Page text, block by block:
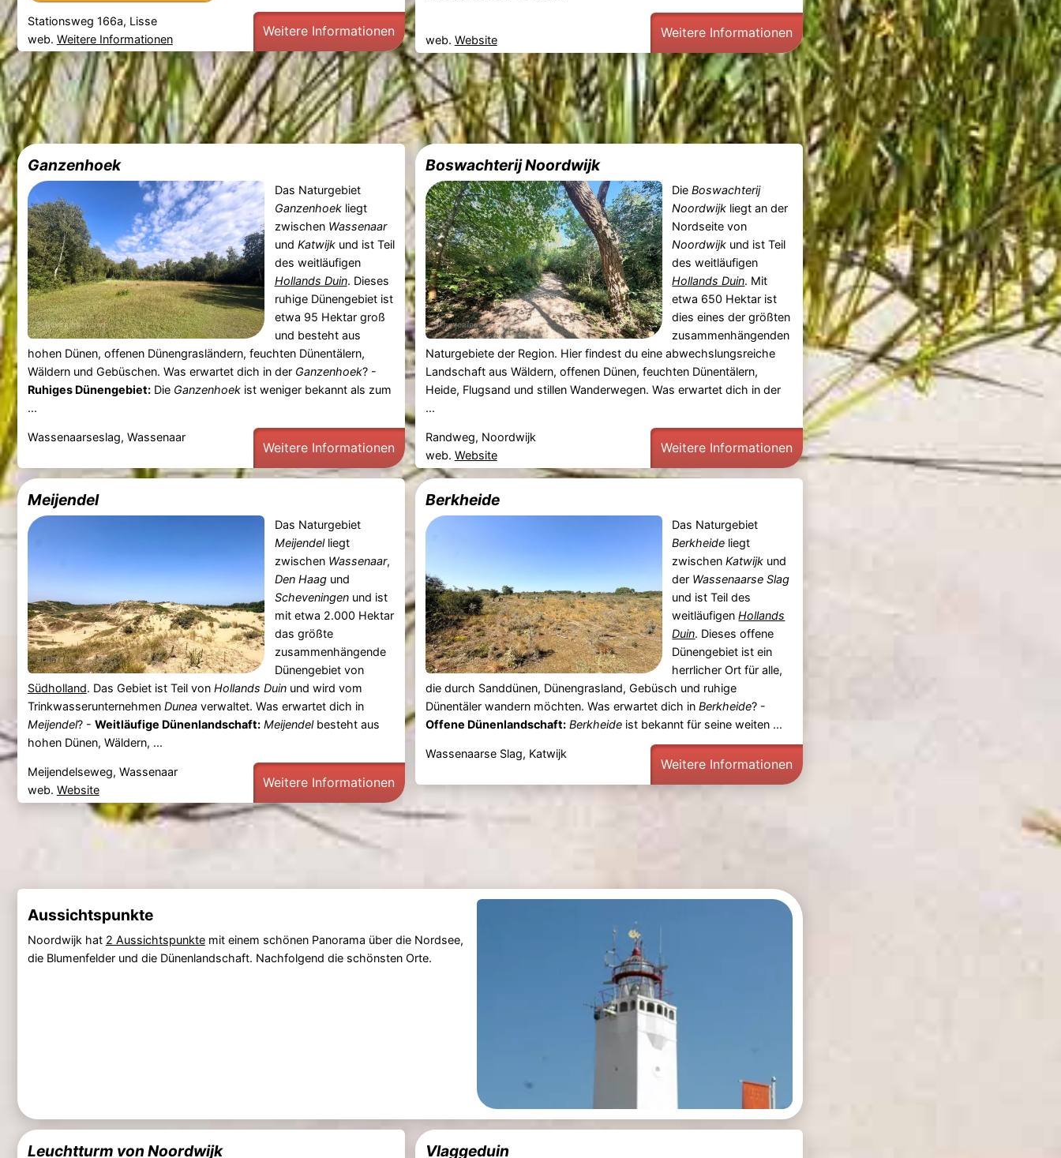
Stationsweg 166a, Lisse
web. Weitere Informationen Weitere Informationen
web. Website Weitere Informationen
Ganzenhoek
Das Naturgebiet
Ganzenhoekliegt
zwischen Wassenaar
und Katwijkund ist Teil
des weitläufigen
Hollands Duin. Dieses
ruhige Dünengebiet ist
etwa 95 Hektar groß
und besteht aus
hohen Dünen, offenen Dünengrasländern, feuchten Dünentälern,
Wäldern und Gebüschen. Was erwartet dich in der Ganzenhoek? -
Ruhiges Dünengebiet:Die Ganzenhoekist weniger bekannt als zum
...
Wassenaarseslag, Wassenaar
Weitere Informationen
Boswachterij Noordwijk
DieBoswachterij
Noordwijk liegt an der
Nordseite von
Noordwijk und ist Teil
des weitläufigen
Hollands Duin. Mit
etwa 650 Hektar ist
dies eines der größten
zusammenhängenden
Naturgebiete der Region. Hier findest du eine abwechslungsreiche
Landschaft aus Wäldern, offenen Dünen, feuchten Dünentälern,
Heide, Flugsand und stillen Wanderwegen. Was erwartet dich in der
...
Randweg, Noordwijk
web. Website Weitere Informationen
Meijendel
Das Naturgebiet
Meijendelliegt
zwischen Wassenaar,
Den Haagund
Scheveningenund ist
mit etwa 2.000 Hektar
das größte
zusammenhängende
Dünengebiet von
Südholland. Das Gebiet ist Teil von Hollands Duinund wird vom
Trinkwasserunternehmen Duneaverwaltet. Was erwartet dich in
Meijendel? - Weitläufige Dünenlandschaft: Meijendelbesteht aus
hohen Dünen, Wäldern, ...
Meijendelseweg, Wassenaar
web. Website Weitere Informationen
Berkheide
Das Naturgebiet
Berkheide liegt
zwischenKatwijk und
der Wassenaarse Slag
und ist Teil des
weitläufigenHollands
Duin. Dieses offene
Dünengebiet ist ein
herrlicher Ort für alle,
die durch Sanddünen, Dünengrasland, Gebüsch und ruhige
Dünentäler wandern möchten. Was erwartet dich in Berkheide? -
Offene Dünenlandschaft: Berkheideist bekannt für seine weiten ...
Wassenaarse Slag, Katwijk
Weitere Informationen
Aussichtspunkte
Noordwijk hat 2 Aussichtspunktemit einem schönen Panorama über die Nordsee,
die Blumenfelder und die Dünenlandschaft. Nachfolgend die schönsten Orte.
Leuchtturm von Noordwijk Vlaggeduin